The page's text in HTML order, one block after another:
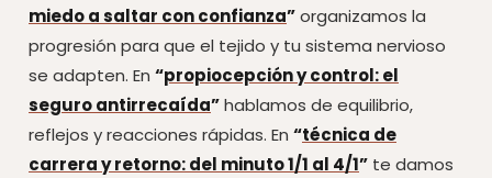
miedo a saltar con confianza”organizamos la
progresión para que el tejido y tu sistema nervioso
se adapten. En “propiocepción y control: el
seguro antirrecaída”hablamos de equilibrio,
reflejos y reacciones rápidas. En “técnica de
carrera y retorno: del minuto 1/1 al 4/1” te damos